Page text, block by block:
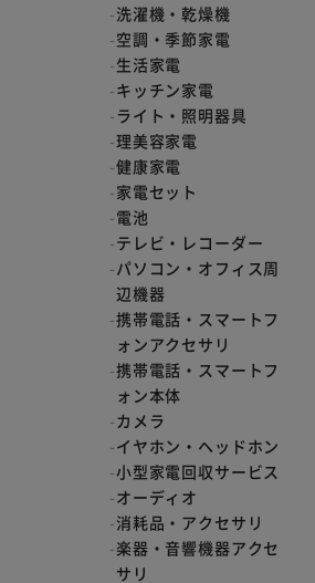
洗濯機・乾燥機
空調・季節家電
生活家電
キッチン家電
ライト・照明器具
理美容家電
健康家電
家電セット
電池
テレビ・レコーダー
パソコン・オフィス周
辺機器
携帯電話・スマートフ
ォンアクセサリ
携帯電話・スマートフ
ォン本体
カメラ
イヤホン・ヘッドホン
小型家電回収サービス
オーディオ
消耗品・アクセサリ
楽器・音響機器アクセ
サリ